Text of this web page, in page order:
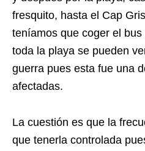
fresquito, hasta el Cap
teníamos que coger el
toda la playa se pueden
guerra pues esta fue una
afectadas.
La cuestión es que la
que tenerla controlada